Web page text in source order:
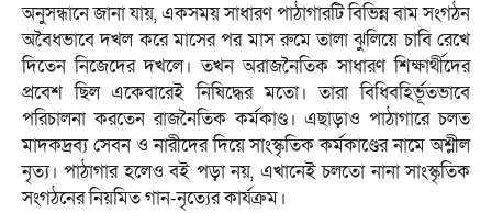
অনুসন্ধানে জানা যায়, একসময় সাধারণ পাঠাগারটি বিভিন্ন বাম সংগঠন
অবৈধভাবে দখল করে মাসের পর মাস রুমে তালা ঝুলিয়ে চাবি রেখে
দিতেন নিজেদের দখলে। তখন অরাজনৈতিক সাধারণ শিক্ষার্থীদের
প্রবেশ ছিল একেবারেই নিষিদ্ধের মতো। তারা বিধিবহির্ভূতভাবে
পরিচালনা করতেন রাজনৈতিক কর্মকাণ্ড। এছাড়াও পাঠাগারে চলত
মাদকদ্রব্য সেবন ও নারীদের দিয়ে সাংস্কৃতিক কর্মকাণ্ডের নামে অশ্লীল
নৃত্য। পাঠাগার হলেও বই পড়া নয়, এখানেই চলতো নানা সাংস্কৃতিক
সংগঠনের নিয়মিত গান-নৃত্যের কার্যক্রম।